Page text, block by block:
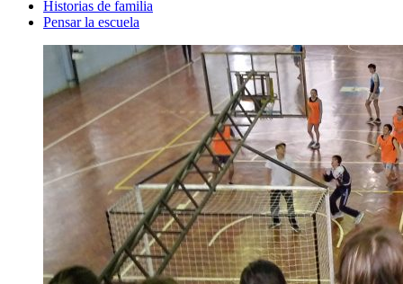
Historias de familia
Pensar la escuela